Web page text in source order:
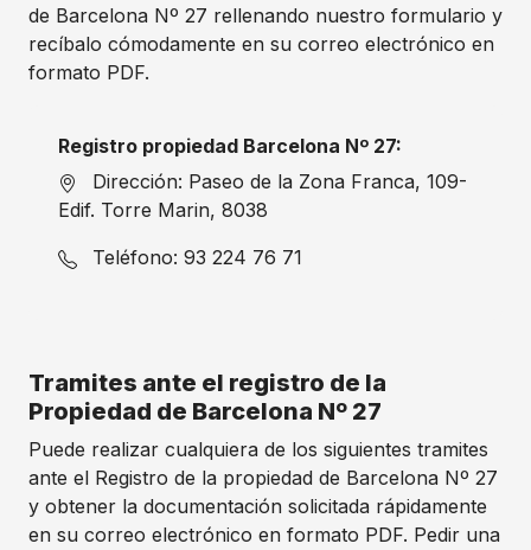
de Barcelona Nº 27 rellenando nuestro formulario y
recíbalo cómodamente en su correo electrónico en
formato PDF.
Registro propiedad Barcelona Nº 27:
Dirección: Paseo de la Zona Franca, 109-
Edif. Torre Marin, 8038
Teléfono: 93 224 76 71
Tramites ante el registro de la
Propiedad de Barcelona Nº 27
Puede realizar cualquiera de los siguientes tramites
ante el Registro de la propiedad de Barcelona Nº 27
y obtener la documentación solicitada rápidamente
en su correo electrónico en formato PDF. Pedir una